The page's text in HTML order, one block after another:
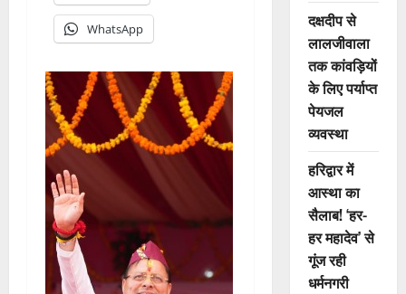
WhatsApp
दक्षदीप से
लालजीवाला
तक कांवड़ियों
के लिए पर्याप्त
पेयजल
व्यवस्था
हरिद्वार में
आस्था का
सैलाब! ‘हर-
हर महादेव’ से
गूंज रही
धर्मनगरी